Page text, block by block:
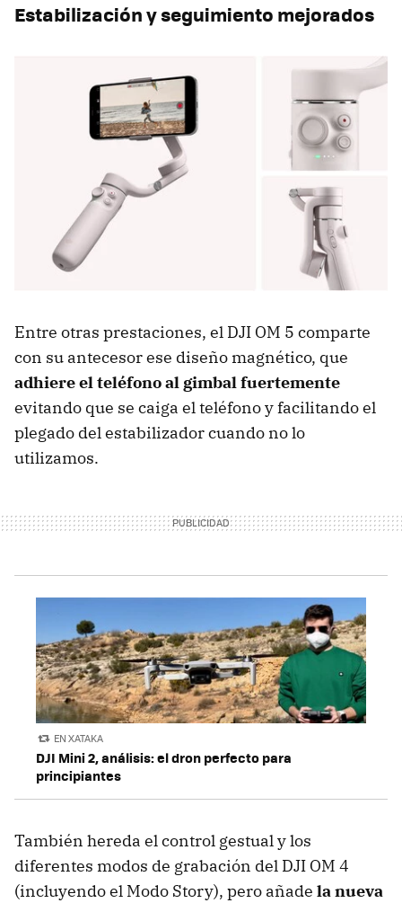
Estabilización y seguimiento mejorados
Entre otras prestaciones, el DJI OM 5 comparte
con su antecesor ese diseño magnético, que
adhiere el teléfono al gimbal fuertemente
evitando que se caiga el teléfono y facilitando el
plegado del estabilizador cuando no lo
utilizamos.
EN XATAKA
DJI Mini 2, análisis: el dron perfecto para
principiantes
También hereda el control gestual y los
diferentes modos de grabación del DJI OM 4
(incluyendo el Modo Story), pero añade la nueva